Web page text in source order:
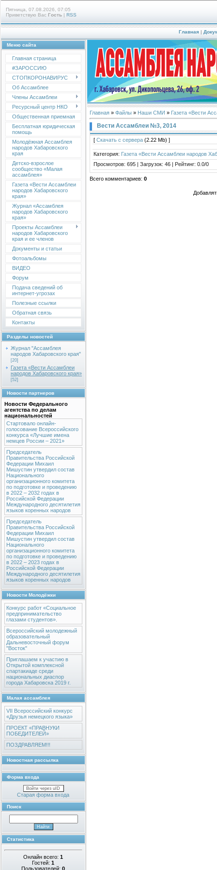
Пятница, 07.08.2026, 07:05
Приветствую Вас Гость | RSS
Главная |
Меню сайта
Главная страница
#ЗАРОССИЮ
СТОПКОРОНАВИРУС
Об Ассамблее
Члены Ассамблеи
Ресурсный центр НКО
Общественная приемная
Бесплатная юридическая
помощь
Молодёжная Ассамблея
народов Хабаровского
края
Детско-взрослое
сообщество «Малая
ассамблея»
Газета «Вести Ассамблеи
народов Хабаровского
края»
Журнал «Ассамблея
народов Хабаровского
края»
Проекты Ассамблеи
народов Хабаровского
края и ее членов
Документы и статьи
Фотоальбомы
ВИДЕО
Форум
Подача сведений об
интернет-угрозах
Полезные ссылки
Обратная связь
Контакты
Разделы новостей
Журнал "Ассамблея
народов Хабаровского края"
[20]
Газета «Вести Ассамблеи
народов Хабаровского края»
[52]
Новости партнеров
Новости Федерального
агентства по делам
национальностей
Стартовало онлайн-
голосование Всероссийского
конкурса «Лучшие имена
немцев России – 2021»
Председатель
Правительства Российской
Федерации Михаил
Мишустин утвердил состав
Национального
организационного комитета
по подготовке и проведению
в 2022 – 2032 годах в
Российской Федерации
Международного десятилетия
языков коренных народов
Председатель
Правительства Российской
Федерации Михаил
Мишустин утвердил состав
Национального
организационного комитета
по подготовке и проведению
в 2022 – 2023 годах в
Российской Федерации
Международного десятилетия
языков коренных народов
Новости Молодёжки
Конкурс работ «Социальное
предпринимательство
глазами студентов».
Всероссийский молодежный
образовательный
Дальневосточный форум
"Восток"
Приглашаем к участию в
Открытой комплексной
спартакиаде среди
национальных диаспор
города Хабаровска 2019 г.
Малая ассамблея
VII Всероссийский конкурс
«Друзья немецкого языка»
ПРОЕКТ «ПРАВНУКИ
ПОБЕДИТЕЛЕЙ»
ПОЗДРАВЛЯЕМ!!!
Новостная рассылка
Форма входа
Войти через uID
Старая форма входа
Поиск
Статистика
Онлайн всего:1
Гостей:1
Пользователей:0
Главная » Файлы » Наши СМИ » Газета «Вести
Вести Ассамблеи №3, 2014
[ Скачать с сервера (2.22 Mb) ]
Категория: Газета «Вести Ассамблеи народов
Просмотров: 695 | Загрузок: 46 | Рейтинг: 0.0/0
Всего комментариев: 0